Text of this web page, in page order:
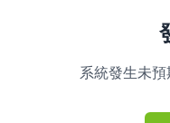
系統發生未預